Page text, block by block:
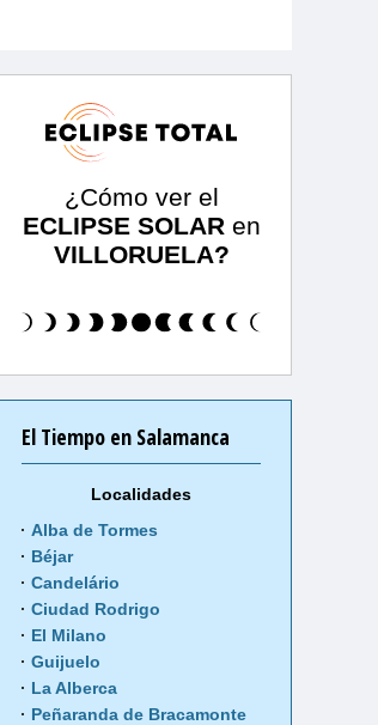
¿Cómo ver el
ECLIPSE SOLAR en
VILLORUELA?
El Tiempo en Salamanca
Localidades
Alba de Tormes
Béjar
Candelário
Ciudad Rodrigo
El Milano
Guijuelo
La Alberca
Peñaranda de Bracamonte